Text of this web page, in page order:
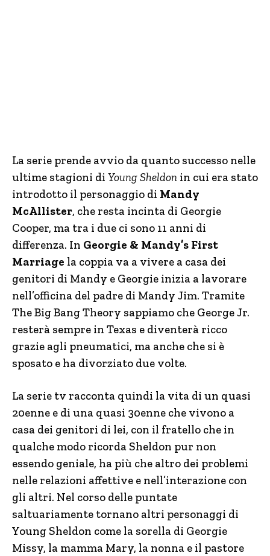
La serie prende avvio da quanto successo nelle
ultime stagioni di Young Sheldon in cui era stato
introdotto il personaggio di Mandy
McAllister, che resta incinta di Georgie
Cooper, ma tra i due ci sono 11 anni di
differenza. In Georgie & Mandy’s First
Marriage la coppia va a vivere a casa dei
genitori di Mandy e Georgie inizia a lavorare
nell’officina del padre di Mandy Jim. Tramite
The Big Bang Theory sappiamo che George Jr.
resterà sempre in Texas e diventerà ricco
grazie agli pneumatici, ma anche che si è
sposato e ha divorziato due volte.
La serie tv racconta quindi la vita di un quasi
20enne e di una quasi 30enne che vivono a
casa dei genitori di lei, con il fratello che in
qualche modo ricorda Sheldon pur non
essendo geniale, ha più che altro dei problemi
nelle relazioni affettive e nell’interazione con
gli altri. Nel corso delle puntate
saltuariamente tornano altri personaggi di
Young Sheldon come la sorella di Georgie
Missy, la mamma Mary, la nonna e il pastore